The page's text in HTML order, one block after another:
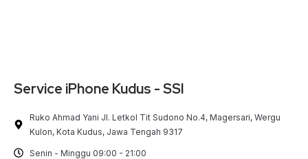
Service iPhone Kudus - SSI
Ruko Ahmad Yani Jl. Letkol Tit Sudono No.4, Magersari, Wergu
Kulon, Kota Kudus, Jawa Tengah 9317
Senin - Minggu 09:00 - 21:00